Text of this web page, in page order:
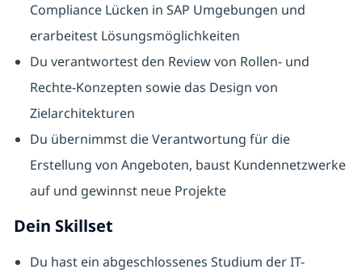
Compliance Lücken in SAP Umgebungen und
erarbeitest Lösungsmöglichkeiten
Du verantwortest den Review von Rollen- und
Rechte-Konzepten sowie das Design von
Zielarchitekturen
Du übernimmst die Verantwortung für die
Erstellung von Angeboten, baust Kundennetzwerke
auf und gewinnst neue Projekte
Dein Skillset
Du hast ein abgeschlossenes Studium der IT-